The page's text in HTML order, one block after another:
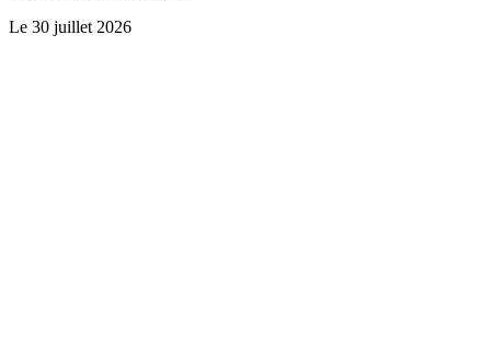
Le 30 juillet 2026